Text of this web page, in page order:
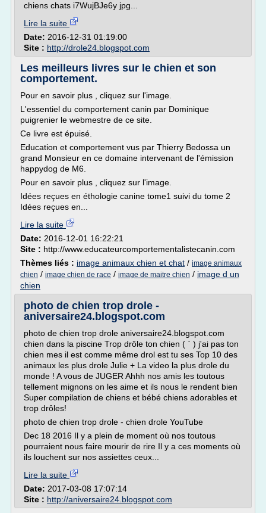
chiens chats i7WujBJe6y jpg...
Lire la suite
Date: 2016-12-31 01:19:00
Site : http://drole24.blogspot.com
Les meilleurs livres sur le chien et son
comportement.
Pour en savoir plus , cliquez sur l'image.
L'essentiel du comportement canin par Dominique
puigrenier le webmestre de ce site.
Ce livre est épuisé.
Education et comportement vus par Thierry Bedossa un
grand Monsieur en ce domaine intervenant de l'émission
happydog de M6.
Pour en savoir plus , cliquez sur l'image.
Idées reçues en éthologie canine tome1 suivi du tome 2
Idées reçues en...
Lire la suite
Date: 2016-12-01 16:22:21
Site : http://www.educateurcomportementalistecanin.com
Thèmes liés : image animaux chien et chat / image animaux
chien / image chien de race / image de maitre chien / image d un
chien
photo de chien trop drole -
aniversaire24.blogspot.com
photo de chien trop drole aniversaire24.blogspot.com
chien dans la piscine Trop drôle ton chien ( ` ) j'ai pas ton
chien mes il est comme même drol est tu ses Top 10 des
animaux les plus drole Julie + La video la plus drole du
monde ! A vous de JUGER Ahhh nos amis les toutous
tellement mignons on les aime et ils nous le rendent bien
Super compilation de chiens et bébé chiens adorables et
trop drôles!
photo de chien trop drole - chien drole YouTube
Dec 18 2016 Il y a plein de moment où nos toutous
pourraient nous faire mourir de rire Il y a ces moments où
ils louchent sur nos assiettes ceux...
Lire la suite
Date: 2017-03-08 17:07:14
Site : http://aniversaire24.blogspot.com